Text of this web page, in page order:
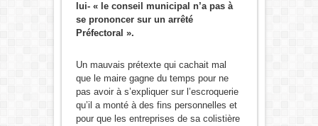
lui- « le conseil municipal n’a pas à
se prononcer sur un arrêté
Préfectoral ».
Un mauvais prétexte qui cachait mal
que le maire gagne du temps pour ne
pas avoir à s’expliquer sur l’escroquerie
qu’il a monté à des fins personnelles et
pour que les entreprises de sa colistière